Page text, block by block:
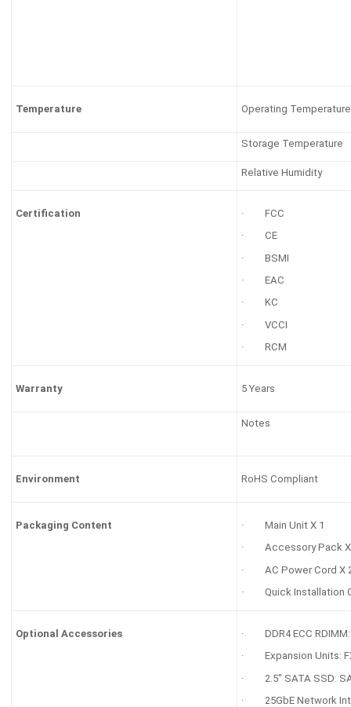
Temperature Operating Temperature
Storage Temperature
Relative Humidity
Certification
· FCC
· CE
· BSMI
· EAC
· KC
· VCCI
· RCM
Warranty 5 Years
Notes
Environment RoHS Compliant
Packaging Content
· Main Unit X 1
· Accessory Pack X
· AC Power Cord X
· Quick Installation
Optional Accessories
· DDR4 ECC RDIMM:
· Expansion Units:
· 2.5" SATA SSD:
· 25GbE Network